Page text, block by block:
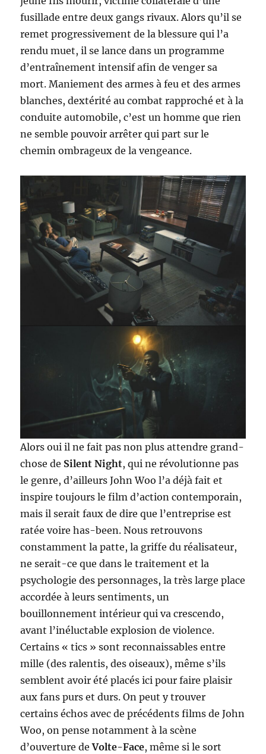
fusillade entre deux gangs rivaux. Alors qu’il se
remet progressivement de la blessure qui l’a
rendu muet, il se lance dans un programme
d’entraînement intensif afin de venger sa
mort. Maniement des armes à feu et des armes
blanches, dextérité au combat rapproché et à la
conduite automobile, c’est un homme que rien
ne semble pouvoir arrêter qui part sur le
chemin ombrageux de la vengeance.
Alors oui il ne fait pas non plus attendre grand-
chose de Silent Night, qui ne révolutionne pas
le genre, d’ailleurs John Woo l’a déjà fait et
inspire toujours le film d’action contemporain,
mais il serait faux de dire que l’entreprise est
ratée voire has-been. Nous retrouvons
constamment la patte, la griffe du réalisateur,
ne serait-ce que dans le traitement et la
psychologie des personnages, la très large place
accordée à leurs sentiments, un
bouillonnement intérieur qui va crescendo,
avant l’inéluctable explosion de violence.
Certains « tics » sont reconnaissables entre
mille (des ralentis, des oiseaux), même s’ils
semblent avoir été placés ici pour faire plaisir
aux fans purs et durs. On peut y trouver
certains échos avec de précédents films de John
Woo, on pense notamment à la scène
d’ouverture deVolte-Face, même si le sort